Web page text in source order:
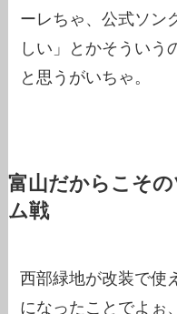
ーレちゃ、公式ソン
しい」とかそういう
と思うがいちゃ。
富山だからこそ
ム戦
西部緑地が改装で使
になったことでよぉ